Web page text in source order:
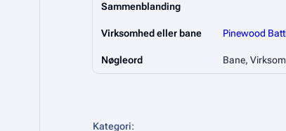
Sammenblanding
Virksomhed eller bane Pinewood
Nøgleord Bane,
Kategori: